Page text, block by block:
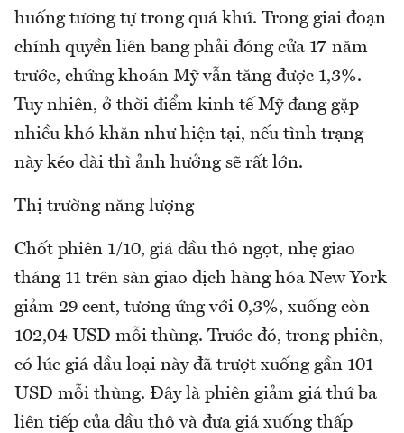
huống tương tự trong quá khứ. Trong giai đoạn
chính quyền liên bang phải đóng cửa 17 năm
trước, chứng khoán Mỹ vẫn tăng được 1,3%.
Tuy nhiên, ở thời điểm kinh tế Mỹ đang gặp
nhiều khó khăn như hiện tại, nếu tình trạng
này kéo dài thì ảnh hưởng sẽ rất lớn.
Thị trường năng lượng
Chốt phiên 1/10, giá dầu thô ngọt, nhẹ giao
tháng 11 trên sàn giao dịch hàng hóa New York
giảm 29 cent, tương ứng với 0,3%, xuống còn
102,04 USD mỗi thùng. Trước đó, trong phiên,
có lúc giá dầu loại này đã trượt xuống gần 101
USD mỗi thùng. Đây là phiên giảm giá thứ ba
liên tiếp của dầu thô và đưa giá xuống thấp